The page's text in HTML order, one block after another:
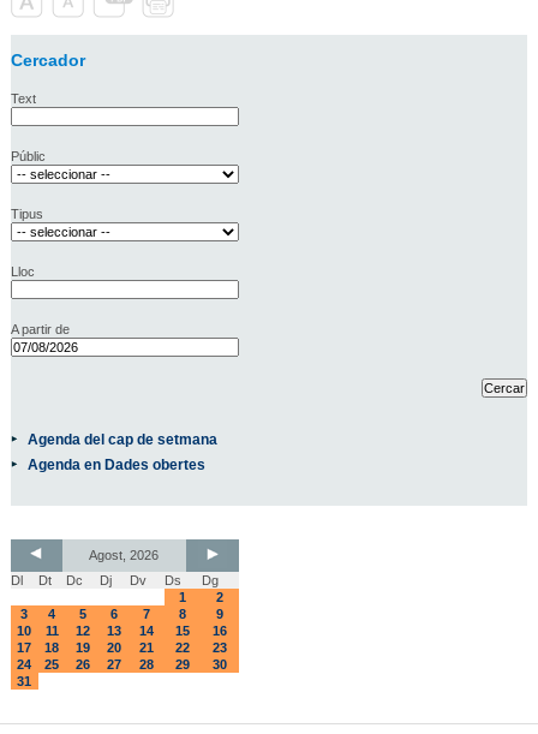
Cercador
Text
Públic
Tipus
Lloc
A partir de
Agenda del cap de setmana
Agenda en Dades obertes
Agost, 2026
Dl
Dt Dc Dj Dv Ds
Dg
1
2
3
4 5 6 7 8
9
10
11 12 13 14 15
16
17
18 19 20 21 22
23
24
25 26 27 28 29
30
31